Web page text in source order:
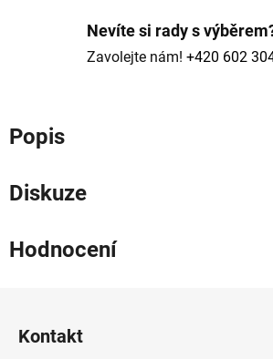
Nevíte si rady s
Zavolejte nám! +420 602
Popis
Diskuze
Hodnocení
Kontakt